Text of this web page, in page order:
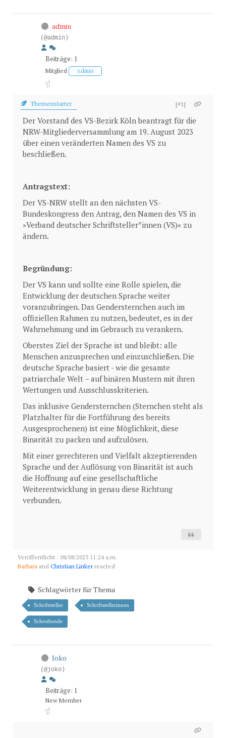
admin
(@admin)
Beiträge: 1
Mitglied Admin
Themenstarter [#1]
Der Vorstand des VS-Bezirk Köln beantragt für die
NRW-Mitgliederversammlung am 19. August 2023
über einen veränderten Namen des VS zu
beschließen.
Antragstext:
Der VS-NRW stellt an den nächsten VS-
Bundeskongress den Antrag, den Namen des VS in
»Verband deutscher Schriftsteller*innen (VS)« zu
ändern.
Begründung:
Der VS kann und sollte eine Rolle spielen, die
Entwicklung der deutschen Sprache weiter
voranzubringen. Das Gendersternchen auch im
offiziellen Rahmen zu nutzen, bedeutet, es in der
Wahrnehmung und im Gebrauch zu verankern.
Oberstes Ziel der Sprache ist und bleibt: alle
Menschen anzusprechen und einzuschließen. Die
deutsche Sprache basiert - wie die gesamte
patriarchale Welt – auf binären Mustern mit ihren
Wertungen und Ausschlusskriterien.
Das inklusive Gendersternchen (Sternchen steht als
Platzhalter für die Fortführung des bereits
Ausgesprochenen) ist eine Möglichkeit, diese
Binarität zu packen und aufzulösen.
Mit einer gerechteren und Vielfalt akzeptierenden
Sprache und der Auflösung von Binarität ist auch
die Hoffnung auf eine gesellschaftliche
Weiterentwicklung in genau diese Richtung
verbunden.
Veröffentlicht : 08/08/2023 11:24 a.m.
Barbaraand Christian Linkerreacted
Schlagwörter für Thema
Schriftsteller Schriftstellerinnen
Schreibende
Joko
(@joko)
Beiträge: 1
New Member